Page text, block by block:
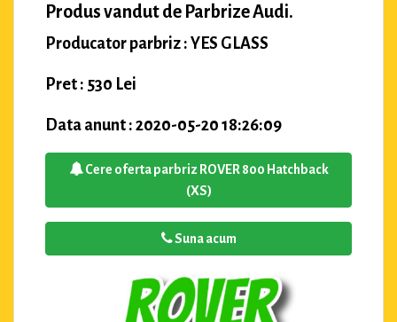
Produs vandut de Parbrize Audi.
Producator parbriz : YES GLASS
Pret : 530 Lei
Data anunt : 2020-05-20 18:26:09
Cere oferta parbriz ROVER 800 Hatchback
(XS)
Suna acum